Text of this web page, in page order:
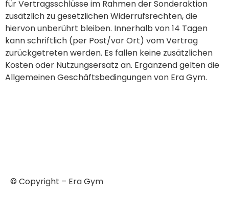
für Vertragsschlüsse im Rahmen der Sonderaktion
zusätzlich zu gesetzlichen Widerrufsrechten, die
hiervon unberührt bleiben. Innerhalb von 14 Tagen
kann schriftlich (per Post/vor Ort) vom Vertrag
zurückgetreten werden. Es fallen keine zusätzlichen
Kosten oder Nutzungsersatz an. Ergänzend gelten die
Allgemeinen Geschäftsbedingungen von Era Gym.
© Copyright – Era Gym